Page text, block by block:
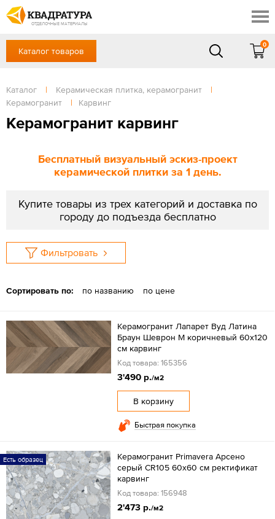
ОТДЕЛОЧНЫЕ МАТЕРИАЛЫ
Профи
Контакты
Доставка и оплата
Выставочный зал
Готовые решения
+7 (861) 217-94-70
Сб, Вс — выходной
ЗАКАЗАТЬ ЗВОНОК
Каталог товаров
0
Каталог | Керамическая плитка, керамогранит
|
Керамогранит
| Карвинг
Керамогранит карвинг
Бесплатный визуальный эскиз-проект
керамической плитки за 1 день.
Купите товары из трех категорий и доставка по
городу до подъезда бесплатно
Фильтровать
Сортировать по: по названию по цене
Керамогранит Лапарет Вуд Латина
Браун Шеврон М коричневый 60x120
см карвинг
Код товара: 165356
3'490 р./м2
В корзину
Быстрая покупка
Есть образец
Керамогранит Primavera Арсено
серый CR105 60x60 см ректификат
карвинг
Код товара: 156948
2'473 р./м2